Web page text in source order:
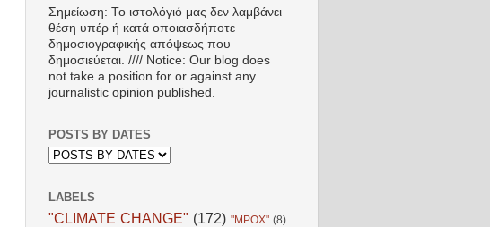
Σημείωση: Το ιστολόγιό μας δεν λαμβάνει
θέση υπέρ ή κατά οποιασδήποτε
δημοσιογραφικής απόψεως που
δημοσιεύεται. //// Notice: Our blog does
not take a position for or against any
journalistic opinion published.
POSTS BY DATES
LABELS
"CLIMATE CHANGE" (172) "MPOX" (8)